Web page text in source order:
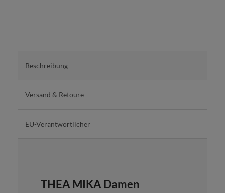
Beschreibung
Versand & Retoure
EU-Verantwortlicher
THEA MIKA Damen